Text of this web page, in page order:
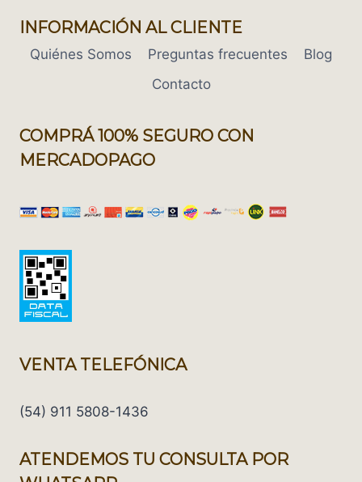
INFORMACIÓN AL CLIENTE
Quiénes Somos Preguntas frecuentes
Blog
Contacto
COMPRÁ 100% SEGURO CON
MERCADOPAGO
VENTA TELEFÓNICA
(54) 911 5808-1436
ATENDEMOS TU CONSULTA POR